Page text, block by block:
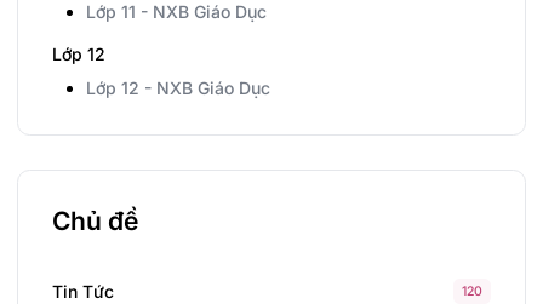
Lớp 11 - NXB Giáo Dục
Lớp 12
Lớp 12 - NXB Giáo Dục
Chủ đề
Tin Tức 120